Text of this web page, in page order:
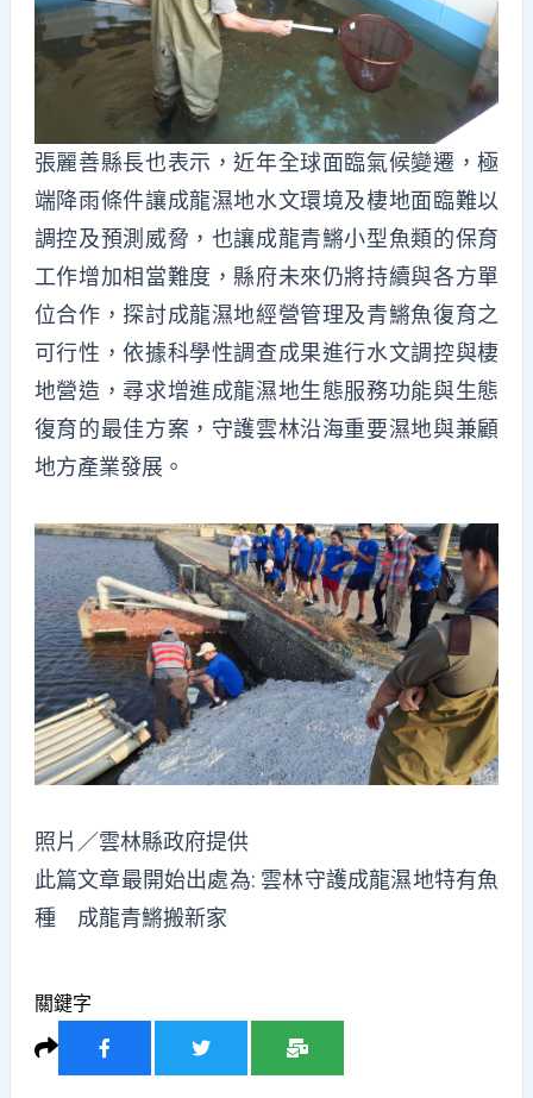
張麗善縣長也表示，近年全球面臨氣候變遷，極
端降雨條件讓成龍濕地水文環境及棲地面臨難以
調控及預測威脅，也讓成龍青鱂小型魚類的保育
工作增加相當難度，縣府未來仍將持續與各方單
位合作，探討成龍濕地經營管理及青鱂魚復育之
可行性，依據科學性調查成果進行水文調控與棲
地營造，尋求增進成龍濕地生態服務功能與生態
復育的最佳方案，守護雲林沿海重要濕地與兼顧
地方產業發展。
照片／雲林縣政府提供
此篇文章最開始出處為: 雲林守護成龍濕地特有魚
種 成龍青鱂搬新家
關鍵字